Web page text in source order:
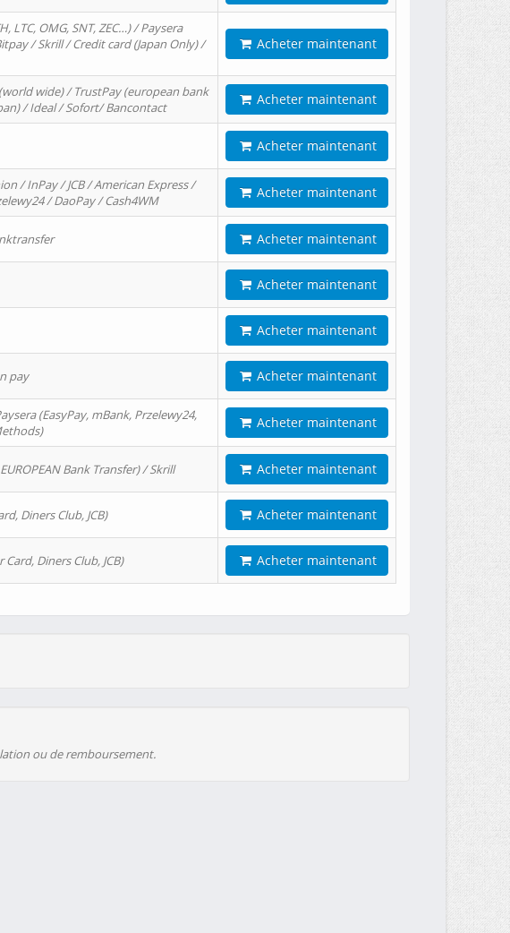
LTC, OMG, SNT, ZEC…) / Paysera
/ Skrill / Credit card (Japan Only) /
Acheter maintenant
wide) / TrustPay (european bank
/ Ideal / Sofort/ Bancontact
Acheter maintenant
Acheter maintenant
/ InPay / JCB / American Express /
/ DaoPay / Cash4WM
Acheter maintenant
Acheter maintenant
Acheter maintenant
Acheter maintenant
pay Acheter maintenant
(EasyPay, mBank, Przelewy24,
Acheter maintenant
Bank Transfer) / Skrill Acheter maintenant
Diners Club, JCB) Acheter maintenant
Diners Club, JCB) Acheter maintenant
ou de remboursement.